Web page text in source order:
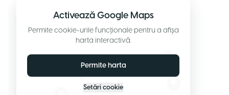
Activează Google Maps
Permite cookie-urile funcționale pentru a afișa
harta interactivă.
Permite harta
Setări cookie